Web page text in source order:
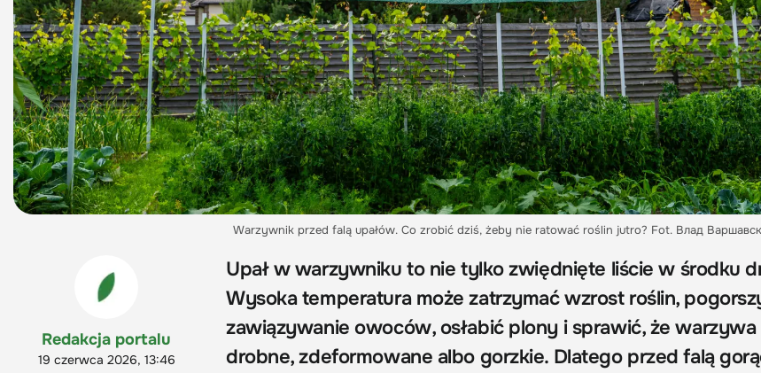
Warzywnik przed falą upałów. Co zrobić dziś, żeby nie ratować roślin jutro? Fot. Влад
Redakcja portalu
19 czerwca 2026, 13:46
Upał w warzywniku to nie tylko zwiędnięte liście w środku
Wysoka temperatura może zatrzymać wzrost roślin,
zawiązywanie owoców, osłabić plony i sprawić, że warzywa
drobne, zdeformowane albo gorzkie. Dlatego przed falą